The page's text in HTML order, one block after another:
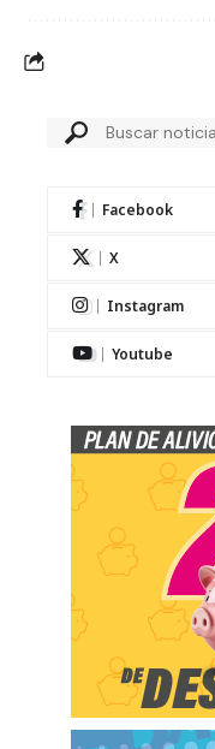
Facebook
X
Instagram
Youtube